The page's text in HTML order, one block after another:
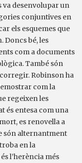
va desenvolupar un
conjuntives en
els esquemes que
Doncs bé, les
com a documents
També són
Robinson ha
com la
regeixen les
és entesa com una
es renovella a
són alternantment
en la
l’herència més